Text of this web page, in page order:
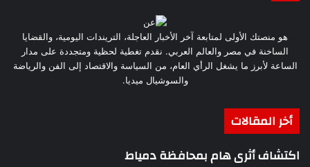
هو منصتك الأولى لمتابعة آخر الأخبار العاجلة، التريندات اليومية، والقضايا
الساخنة في مصر والعالم العربي. نقدم تغطية لحظية ومتجددة على مدار
الساعة لأبرز ما يشغل الرأي العام، من السياسة والاقتصاد إلى الفن والرياضة
والسوشيال ميديا.
أخر المقالات
اكتشاف أثرى هام بمحافظة دمياط